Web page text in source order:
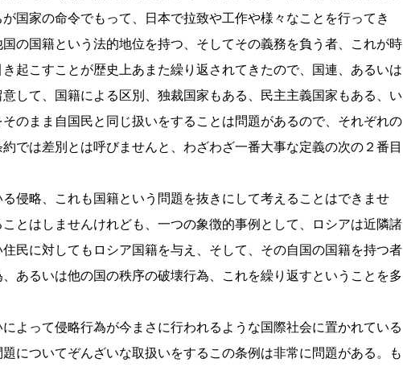
国家の命令でもって、日本で拉致や工作や様々なことを行ってき
の国籍という法的地位を持つ、そしてその義務を負う者、これが時
起こすことが歴史上あまた繰り返されてきたので、国連、あるいは
して、国籍による区別、独裁国家もある、民主主義国家もある、い
のまま自国民と同じ扱いをすることは問題があるので、それぞれの
では差別とは呼びませんと、わざわざ一番大事な定義の次の２番目
侵略、これも国籍という問題を抜きにして考えることはできませ
とはしませんけれども、一つの象徴的事例として、ロシアは近隣諸
民に対してもロシア国籍を与え、そして、その自国の国籍を持つ者
あるいは他の国の秩序の破壊行為、これを繰り返すということを多
よって侵略行為が今まさに行われるような国際社会に置かれている
についてぞんざいな取扱いをするこの条例は非常に問題がある。も